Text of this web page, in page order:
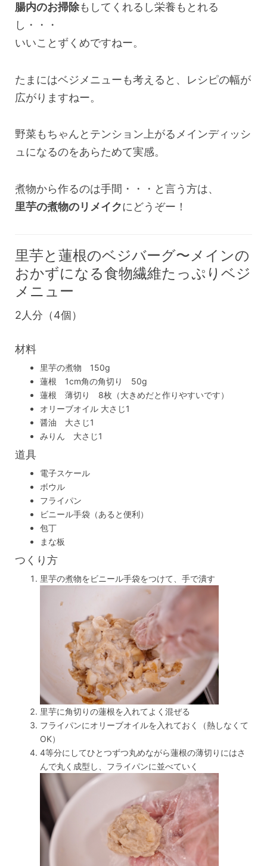
腸内のお掃除もしてくれるし栄養もとれる
し・・・
いいことずくめですねー。
たまにはベジメニューも考えると、レシピの幅が
広がりますねー。
野菜もちゃんとテンション上がるメインディッシ
ュになるのをあらためて実感。
煮物から作るのは手間・・・と言う方は、
里芋の煮物のリメイクにどうぞー！
里芋と蓮根のベジバーグ〜メインの
おかずになる食物繊維たっぷりベジ
メニュー
2人分（4個）
材料
里芋の煮物 150g
蓮根 1cm角の角切り 50g
蓮根 薄切り 8枚（大きめだと作りやすいです）
オリーブオイル 大さじ1
醤油 大さじ1
みりん 大さじ1
道具
電子スケール
ボウル
フライパン
ビニール手袋（あると便利）
包丁
まな板
つくり方
里芋の煮物をビニール手袋をつけて、手で潰す
里芋に角切りの蓮根を入れてよく混ぜる
フライパンにオリーブオイルを入れておく（熱しなくて
OK）
4等分にしてひとつずつ丸めながら蓮根の薄切りにはさ
んで丸く成型し、フライパンに並べていく